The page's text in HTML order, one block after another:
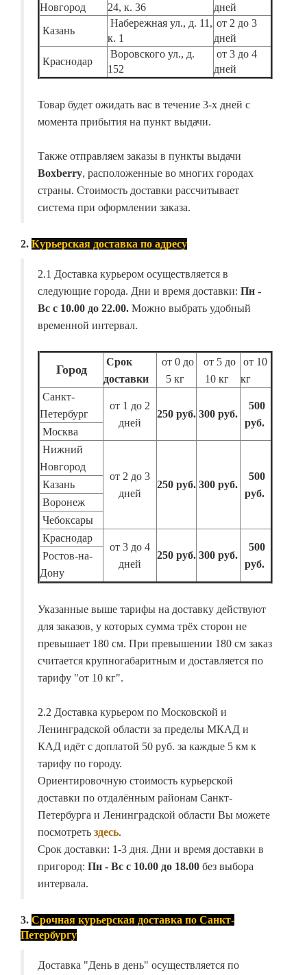
Новгород 24, к. 36
дней
Казань
Набережная ул., д. 11,
к. 1
от 2 до 3
дней
Краснодар
Воровского ул., д.
152
от 3 до 4
дней
Товар будет ожидать вас в течение 3-х дней с
момента прибытия на пункт выдачи.
Также отправляем заказы в пункты выдачи
Boxberry, расположенные во многих городах
страны. Стоимость доставки рассчитывает
система при оформлении заказа.
2. Курьерская доставка по адресу
2.1 Доставка курьером осуществляется в
следующие города. Дни и время доставки: Пн -
Вс с 10.00 до 22.00. Можно выбрать удобный
временной интервал.
Город
Срок
доставки
от 0 до
5 кг
от 5 до
10 кг
от 10
кг
Санкт-
Петербург
от 1 до 2
дней
250 руб. 300 руб.
500
руб.
Москва
Нижний
Новгород
от 2 до 3
дней
250 руб. 300 руб.
500
руб.
Казань
Воронеж
Чебоксары
Краснодар
от 3 до 4
дней
250 руб. 300 руб.
500
руб.
Ростов-на-
Дону
Указанные выше тарифы на доставку действуют
для заказов, у которых сумма трёх сторон не
превышает 180 см. При превышении 180 см заказ
считается крупногабаритным и доставляется по
тарифу "от 10 кг".
2.2 Доставка курьером по Московской и
Ленинградской области за пределы МКАД и
КАД идёт с доплатой 50 руб. за каждые 5 км к
тарифу по городу.
Ориентировочную стоимость курьерской
доставки по отдалённым районам Санкт-
Петербурга и Ленинградской области Вы можете
посмотреть здесь.
Срок доставки: 1-3 дня. Дни и время доставки в
пригород: Пн - Вс с 10.00 до 18.00 без выбора
интервала.
3. Срочная курьерская доставка по Санкт-
Петербургу
Доставка "День в день" осуществляется по